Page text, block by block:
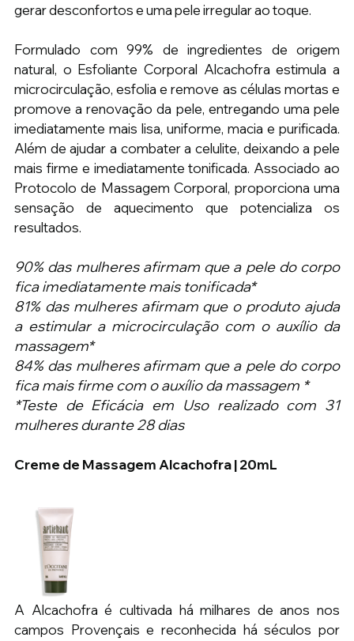
gerar desconfortos e uma pele irregular ao toque.
Formulado com 99% de ingredientes de origem
natural, o Esfoliante Corporal Alcachofra estimula a
microcirculação, esfolia e remove as células mortas e
promove a renovação da pele, entregando uma pele
imediatamente mais lisa, uniforme, macia e purificada.
Além de ajudar a combater a celulite, deixando a pele
mais firme e imediatamente tonificada. Associado ao
Protocolo de Massagem Corporal, proporciona uma
sensação de aquecimento que potencializa os
resultados.
90% das mulheres afirmam que a pele do corpo
fica imediatamente mais tonificada*
81% das mulheres afirmam que o produto ajuda
a estimular a microcirculação com o auxílio da
massagem*
84% das mulheres afirmam que a pele do corpo
fica mais firme com o auxílio da massagem *
*Teste de Eficácia em Uso realizado com 31
mulheres durante 28 dias
Creme de Massagem Alcachofra | 20mL
A Alcachofra é cultivada há milhares de anos nos
campos Provençais e reconhecida há séculos por